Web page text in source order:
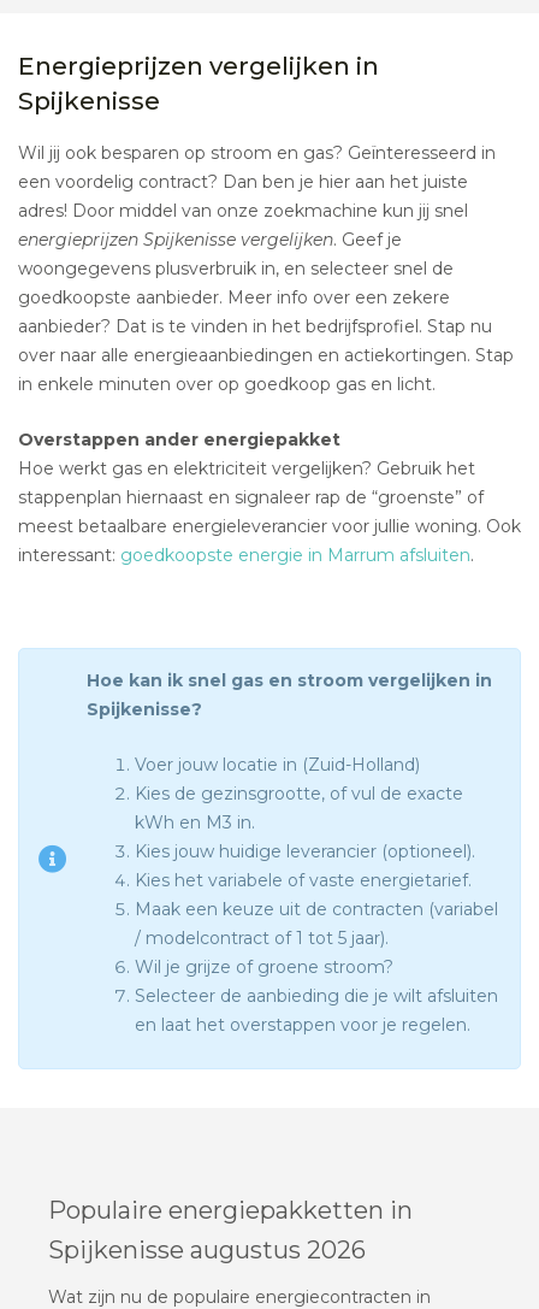
Energieprijzen vergelijken in
Spijkenisse
Wil jij ook besparen op stroom en gas? Geïnteresseerd in
een voordelig contract? Dan ben je hier aan het juiste
adres! Door middel van onze zoekmachine kun jij snel
energieprijzen Spijkenisse vergelijken. Geef je
woongegevens plusverbruik in, en selecteer snel de
goedkoopste aanbieder. Meer info over een zekere
aanbieder? Dat is te vinden in het bedrijfsprofiel. Stap nu
over naar alle energieaanbiedingen en actiekortingen. Stap
in enkele minuten over op goedkoop gas en licht.
Overstappen ander energiepakket
Hoe werkt gas en elektriciteit vergelijken? Gebruik het
stappenplan hiernaast en signaleer rap de “groenste” of
meest betaalbare energieleverancier voor jullie woning. Ook
interessant: goedkoopste energie in Marrum afsluiten.
Hoe kan ik snel gas en stroom vergelijken in
Spijkenisse?
Voer jouw locatie in (Zuid-Holland)
Kies de gezinsgrootte, of vul de exacte
kWh en M3 in.
Kies jouw huidige leverancier (optioneel).
Kies het variabele of vaste energietarief.
Maak een keuze uit de contracten (variabel
/ modelcontract of 1 tot 5 jaar).
Wil je grijze of groene stroom?
Selecteer de aanbieding die je wilt afsluiten
en laat het overstappen voor je regelen.
Populaire energiepakketten in
Spijkenisse augustus 2026
Wat zijn nu de populaire energiecontracten in